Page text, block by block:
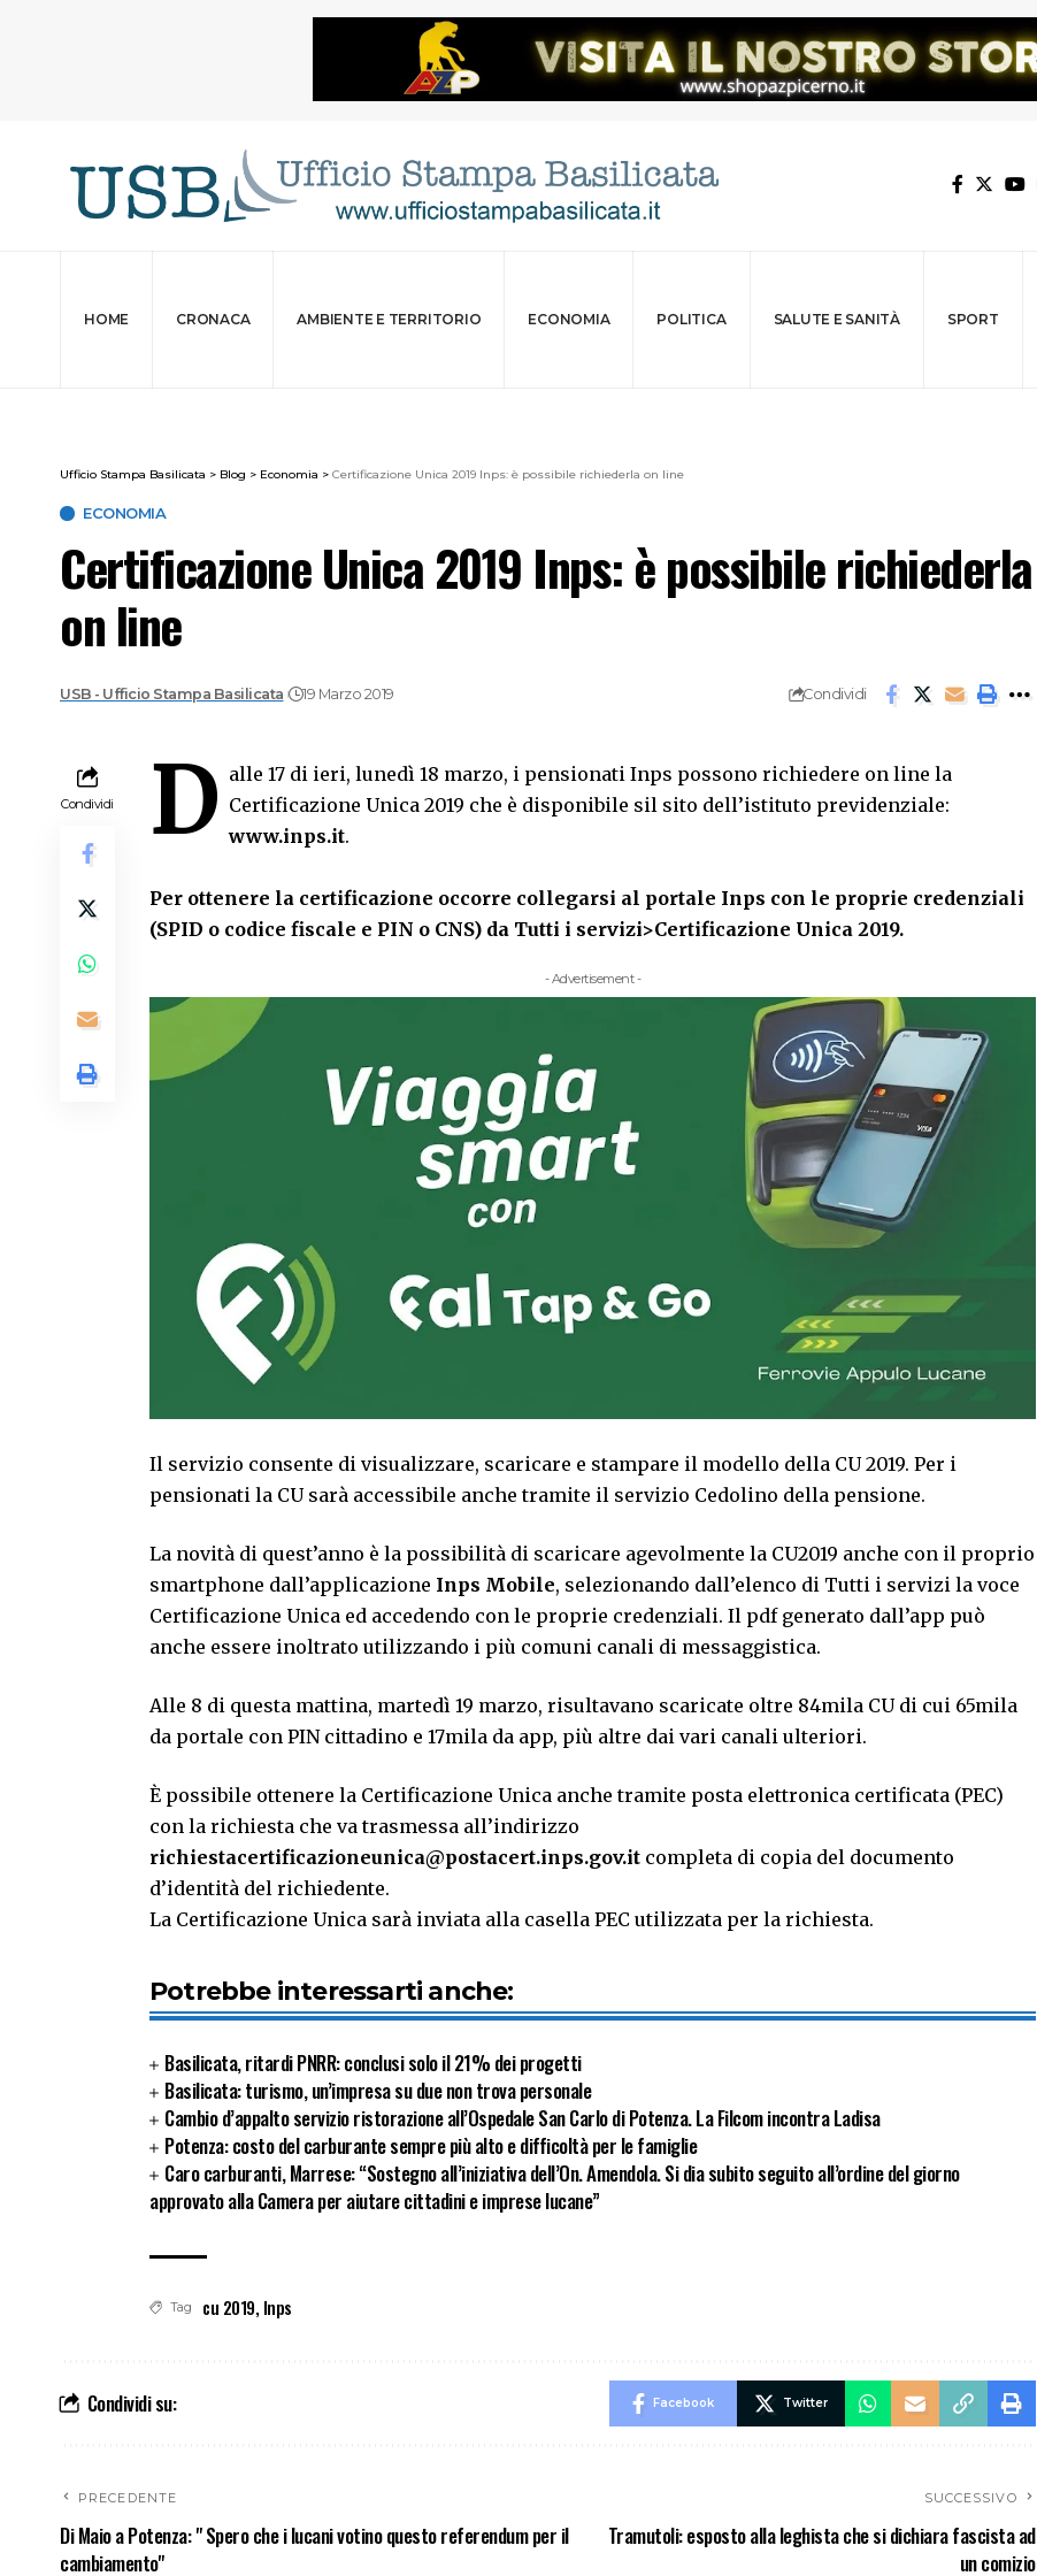
HOME CRONACA AMBIENTE E TERRITORIO ECONOMIA POLITICA SALUTE E SANITÀ SPORT
Ufficio Stampa Basilicata > Blog > Economia > Certificazione Unica 2019 Inps: è possibile richiederla on line
ECONOMIA
Certificazione Unica 2019 Inps: è possibile richiederla
on line
USB - Ufficio Stampa Basilicata 19 Marzo 2019 Condividi
Condividi D alle 17 di ieri, lunedì 18 marzo, i pensionati Inps possono richiedere on line la
Certificazione Unica 2019 che è disponibile sil sito dell’istituto previdenziale:
www.inps.it.
Per ottenere la certificazione occorre collegarsi al portale Inps con le proprie credenziali
(SPID o codice fiscale e PIN o CNS) da Tutti i servizi>Certificazione Unica 2019.
- Advertisement -
Il servizio consente di visualizzare, scaricare e stampare il modello della CU 2019. Per i
pensionati la CU sarà accessibile anche tramite il servizio Cedolino della pensione.
La novità di quest’anno è la possibilità di scaricare agevolmente la CU2019 anche con il proprio
smartphone dall’applicazione Inps Mobile, selezionando dall’elenco di Tutti i servizi la voce
Certificazione Unica ed accedendo con le proprie credenziali. Il pdf generato dall’app può
anche essere inoltrato utilizzando i più comuni canali di messaggistica.
Alle 8 di questa mattina, martedì 19 marzo, risultavano scaricate oltre 84mila CU di cui 65mila
da portale con PIN cittadino e 17mila da app, più altre dai vari canali ulteriori.
È possibile ottenere la Certificazione Unica anche tramite posta elettronica certificata (PEC)
con la richiesta che va trasmessa all’indirizzo
richiestacertificazioneunica@postacert.inps.gov.it completa di copia del documento
d’identità del richiedente.
La Certificazione Unica sarà inviata alla casella PEC utilizzata per la richiesta.
Potrebbe interessarti anche:
Basilicata, ritardi PNRR: conclusi solo il 21% dei progetti
Basilicata: turismo, un’impresa su due non trova personale
Cambio d’appalto servizio ristorazione all’Ospedale San Carlo di Potenza. La Filcom incontra Ladisa
Potenza: costo del carburante sempre più alto e difficoltà per le famiglie
Caro carburanti, Marrese: “Sostegno all’iniziativa dell’On. Amendola. Si dia subito seguito all’ordine del giorno
approvato alla Camera per aiutare cittadini e imprese lucane”
Tag cu 2019, Inps
Condividi su: Facebook Twitter
PRECEDENTE
Di Maio a Potenza: " Spero che i lucani votino questo referendum per il
cambiamento"
SUCCESSIVO
Tramutoli: esposto alla leghista che si dichiara fascista ad
un comizio